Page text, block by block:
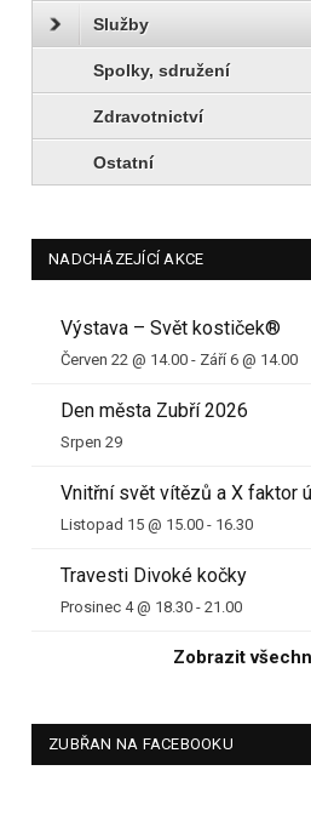
Služby
Spolky, sdružení
Zdravotnictví
Ostatní
NADCHÁZEJÍCÍ AKCE
Výstava – Svět kostiček®
Červen 22 @ 14.00 - Září 6 @ 14.00
Den města Zubří 2026
Srpen 29
Vnitřní svět vítězů a X faktor
Listopad 15 @ 15.00 - 16.30
Travesti Divoké kočky
Prosinec 4 @ 18.30 - 21.00
Zobrazit
ZUBŘAN NA FACEBOOKU